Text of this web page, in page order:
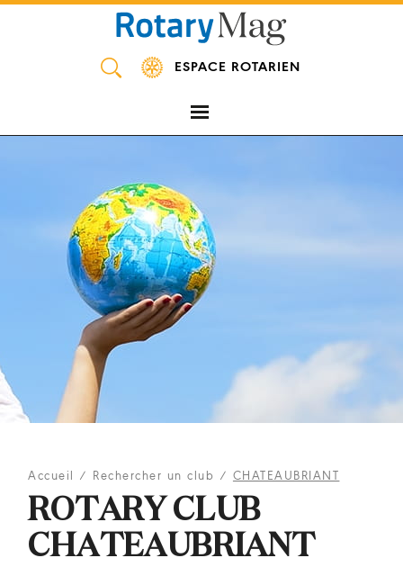
ESPACE ROTARIEN
Accueil / Rechercher un club / CHATEAUBRIANT
ROTARY CLUB
CHATEAUBRIANT
Panneau de gestion des cookies